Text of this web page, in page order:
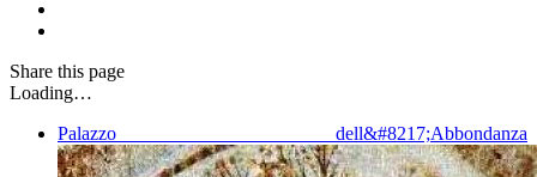
Share this page
Loading…
Palazzo dell&#8217;Abbondanza